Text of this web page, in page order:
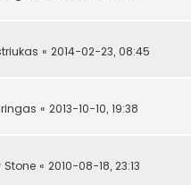
« 2014-02-23, 08:45
« 2013-10-10, 19:38
Stone « 2010-08-18, 23:13